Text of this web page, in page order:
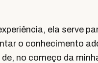
ela serve
o conhecimento
de, no começo da